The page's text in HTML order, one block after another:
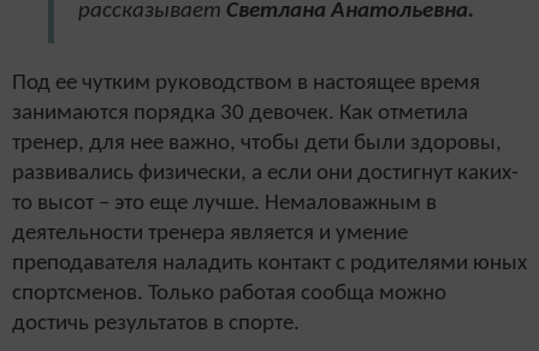
рассказывает Светлана Анатольевна.
Под ее чутким руководством в настоящее время
занимаются порядка 30 девочек. Как отметила
тренер, для нее важно, чтобы дети были здоровы,
развивались физически, а если они достигнут каких-
то высот – это еще лучше. Немаловажным в
деятельности тренера является и умение
преподавателя наладить контакт с родителями юных
спортсменов. Только работая сообща можно
достичь результатов в спорте.